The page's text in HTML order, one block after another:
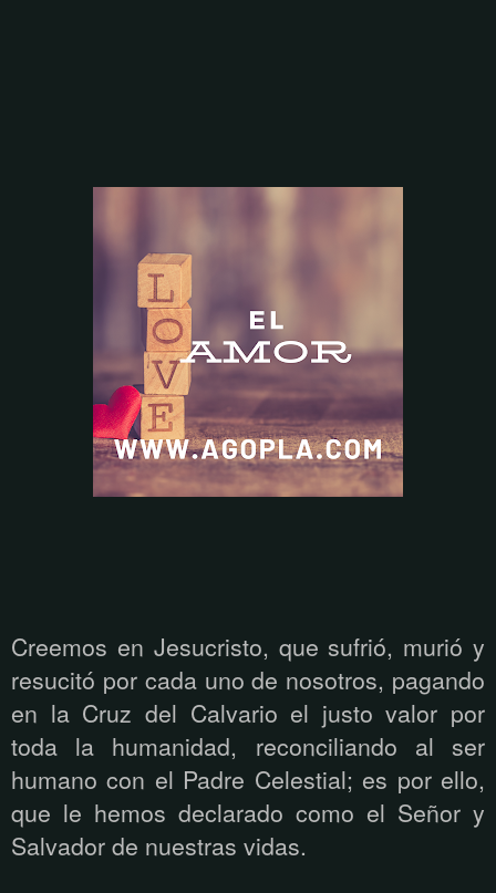
Creemos en Jesucristo, que sufrió, murió y
resucitó por cada uno de nosotros, pagando
en la Cruz del Calvario el justo valor por
toda la humanidad, reconciliando al ser
humano con el Padre Celestial; es por ello,
que le hemos declarado como el Señor y
Salvador de nuestras vidas.